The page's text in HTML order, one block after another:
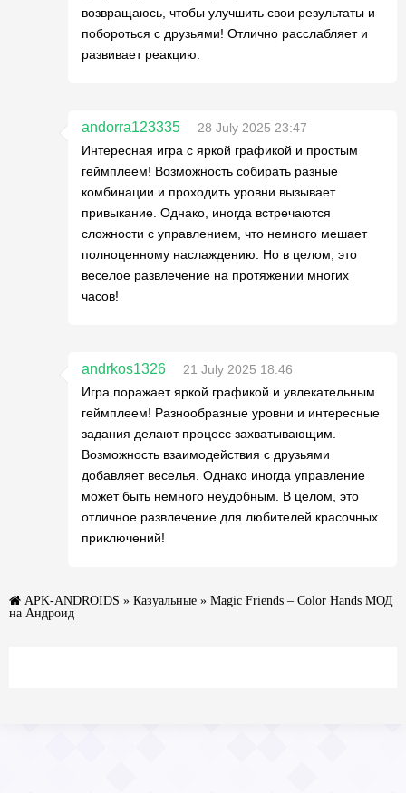
возвращаюсь, чтобы улучшить свои результаты и
побороться с друзьями! Отлично расслабляет и
развивает реакцию.
andorra123335
28 July 2025 23:47
Интересная игра с яркой графикой и простым
геймплеем! Возможность собирать разные
комбинации и проходить уровни вызывает
привыкание. Однако, иногда встречаются
сложности с управлением, что немного мешает
полноценному наслаждению. Но в целом, это
веселое развлечение на протяжении многих
часов!
andrkos1326
21 July 2025 18:46
Игра поражает яркой графикой и увлекательным
геймплеем! Разнообразные уровни и интересные
задания делают процесс захватывающим.
Возможность взаимодействия с друзьями
добавляет веселья. Однако иногда управление
может быть немного неудобным. В целом, это
отличное развлечение для любителей красочных
приключений!
APK-ANDROIDS » Казуальные » Magic Friends – Color Hands МОД
на Андроид